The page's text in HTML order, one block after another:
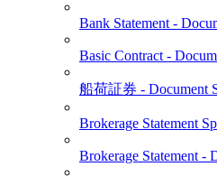
Bank Statement -
Basic Contract -
船荷証券 - Document
Brokerage Statement
Brokerage Statement -